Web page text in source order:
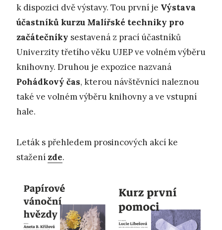
k dispozici dvě výstavy. Tou první je Výstava
účastníků kurzu Malířské techniky pro
začátečníky sestavená z prací účastníků
Univerzity třetího věku UJEP ve volném výběru
knihovny. Druhou je expozice nazvaná
Pohádkový čas, kterou návštěvníci naleznou
také ve volném výběru knihovny a ve vstupní
hale.
Leták s přehledem prosincových akcí ke
stažení zde.